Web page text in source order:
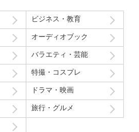
ビジネス・教育
オーディオブック
バラエティ・芸能
特撮・コスプレ
ドラマ・映画
旅行・グルメ